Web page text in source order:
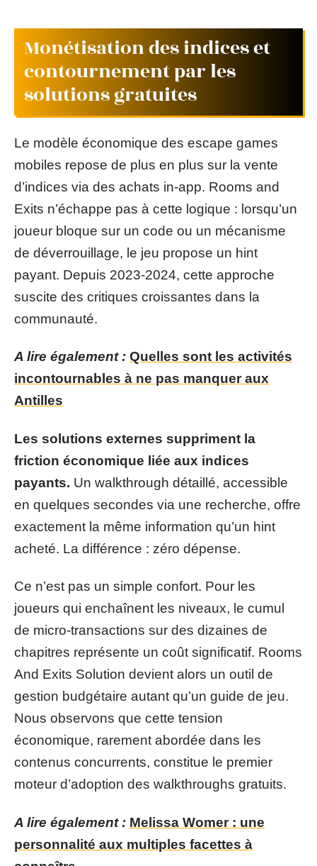
Monétisation des indices et
contournement par les
solutions gratuites
Le modèle économique des escape games
mobiles repose de plus en plus sur la vente
d’indices via des achats in-app. Rooms and
Exits n’échappe pas à cette logique : lorsqu’un
joueur bloque sur un code ou un mécanisme
de déverrouillage, le jeu propose un hint
payant. Depuis 2023-2024, cette approche
suscite des critiques croissantes dans la
communauté.
A lire également : Quelles sont les activités
incontournables à ne pas manquer aux
Antilles
Les solutions externes suppriment la
friction économique liée aux indices
payants. Un walkthrough détaillé, accessible
en quelques secondes via une recherche, offre
exactement la même information qu’un hint
acheté. La différence : zéro dépense.
Ce n’est pas un simple confort. Pour les
joueurs qui enchaînent les niveaux, le cumul
de micro-transactions sur des dizaines de
chapitres représente un coût significatif. Rooms
And Exits Solution devient alors un outil de
gestion budgétaire autant qu’un guide de jeu.
Nous observons que cette tension
économique, rarement abordée dans les
contenus concurrents, constitue le premier
moteur d’adoption des walkthroughs gratuits.
A lire également : Melissa Womer : une
personnalité aux multiples facettes à